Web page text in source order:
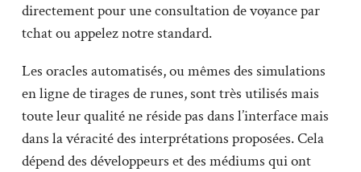
directement pour une consultation de voyance par
tchat ou appelez notre standard.
Les oracles automatisés, ou mêmes des simulations
en ligne de tirages de runes, sont très utilisés mais
toute leur qualité ne réside pas dans l’interface mais
dans la véracité des interprétations proposées. Cela
dépend des développeurs et des médiums qui ont